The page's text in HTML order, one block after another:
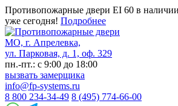
Противопожарные двери EI 60 в
уже сегодня! Подробнее
МО, г. Апрелевка,
ул. Парковая, д. 1, оф. 329
пн.-пт.: с 9:00 до 18:00
вызвать замерщика
info@fp-systems.ru
8 800 234-34-49 8 (495) 774-66-00